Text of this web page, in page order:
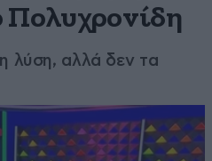
Πολυχρονίδη
λύση, αλλά δεν τα